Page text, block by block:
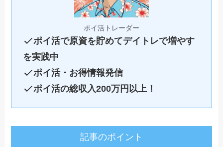
ポイ活トレーダー
ポイ活で原資を貯めてデイトレで増やす
を実践中
ポイ活・お得情報発信
ポイ活の総収入200万円以上！
記事のポイント